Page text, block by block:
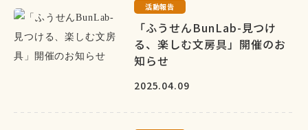
活動報告
「ふうせんBunLab-見つけ
る、楽しむ文房具」開催のお
知らせ
2025.04.09